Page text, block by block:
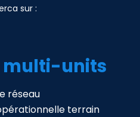
sur :
multi-units
réseau
terrain